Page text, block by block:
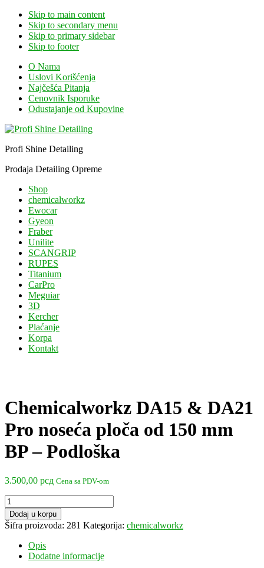
Skip to main content
Skip to secondary menu
Skip to primary sidebar
Skip to footer
O Nama
Uslovi Korišćenja
Najčešća Pitanja
Cenovnik Isporuke
Odustajanje od Kupovine
Profi Shine Detailing
Prodaja Detailing Opreme
Shop
chemicalworkz
Ewocar
Gyeon
Fraber
Unilite
SCANGRIP
RUPES
Titanium
CarPro
Meguiar
3D
Kercher
Plaćanje
Korpa
Kontakt
Chemicalworkz DA15 & DA21
Pro noseća ploča od 150 mm
BP – Podloška
3.500,00 рсд Cena sa PDV-om
Chemicalworkz
DA15
&
DA21
noseća
Dodaj u korpu
Šifra proizvoda: 281 Kategorija: chemicalworkz
Opis
Dodatne informacije